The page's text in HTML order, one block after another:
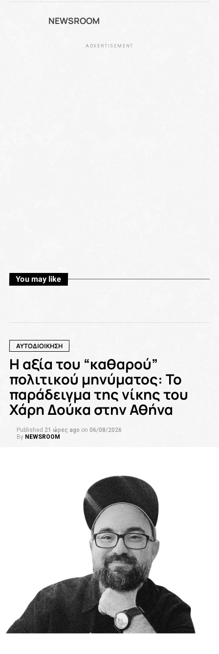
NEWSROOM
ADVERTISEMENT
You may like
ΑΥΤΟΔΙΟΙΚΗΣΗ
Η αξία του “καθαρού”
πολιτικού μηνύματος: Το
παράδειγμα της νίκης του
Χάρη Δούκα στην Αθήνα
Published 21 ώρες ago on 06/08/2026
By NEWSROOM